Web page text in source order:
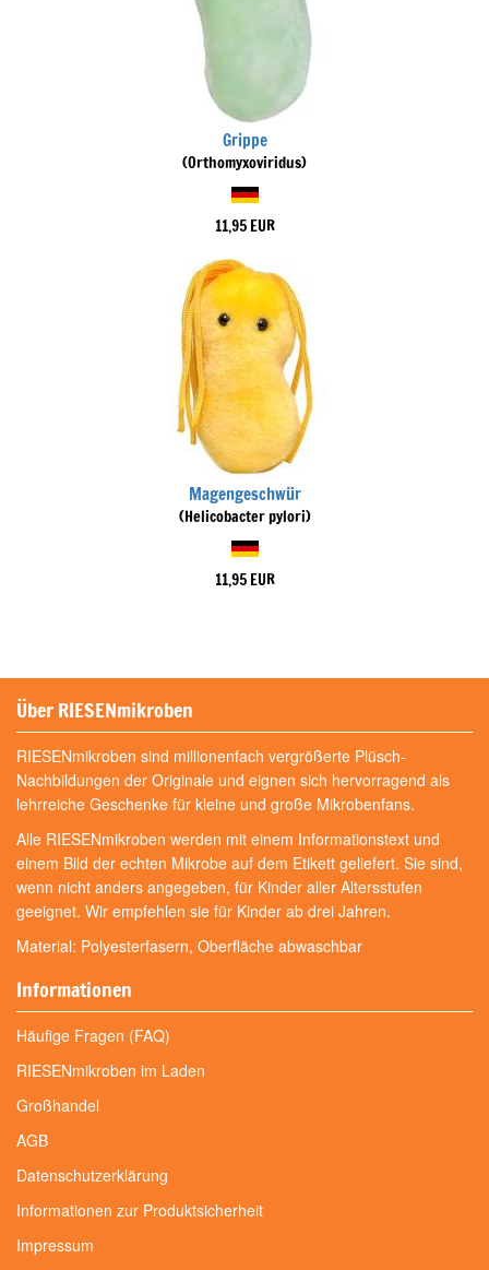
Grippe
(Orthomyxoviridus)
11,95 EUR
Magengeschwür
(Helicobacter pylori)
11,95 EUR
Über RIESENmikroben
RIESENmikroben sind millionenfach vergrößerte Plüsch-
Nachbildungen der Originale und eignen sich hervorragend als
lehrreiche Geschenke für kleine und große Mikrobenfans.
Alle RIESENmikroben werden mit einem Informationstext und
einem Bild der echten Mikrobe auf dem Etikett geliefert. Sie sind,
wenn nicht anders angegeben, für Kinder aller Altersstufen
geeignet. Wir empfehlen sie für Kinder ab drei Jahren.
Material: Polyesterfasern, Oberfläche abwaschbar
Informationen
Häufige Fragen (FAQ)
RIESENmikroben im Laden
Großhandel
AGB
Datenschutzerklärung
Informationen zur Produktsicherheit
Impressum